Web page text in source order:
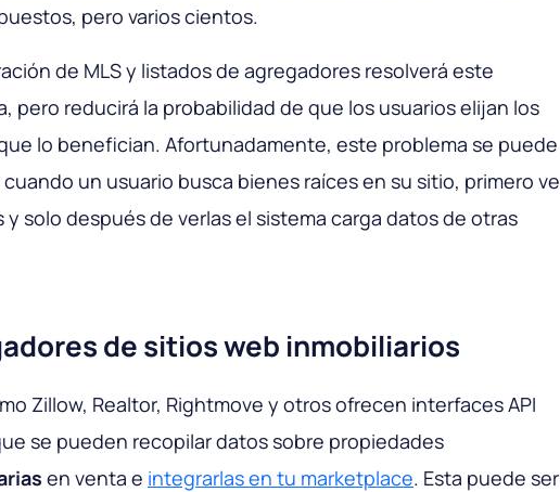
pero varios cientos.
de MLS y listados de agregadores resolverá este
pero reducirá la probabilidad de que los usuarios elijan los
lo benefician. Afortunadamente, este problema se puede
un usuario busca bienes raíces en su sitio, primero ve
y solo después de verlas el sistema carga datos de otras
de sitios web inmobiliarios
Zillow, Realtor, Rightmove y otros ofrecen interfaces API
se pueden recopilar datos sobre propiedades
en venta e integrarlas en tu marketplace. Esta puede ser